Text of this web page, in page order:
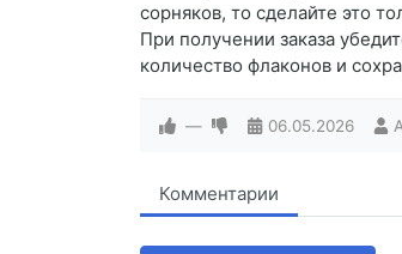
сорняков, то сделайте это
При получении заказа
количество флаконов и
— 06.05.2026
Комментарии